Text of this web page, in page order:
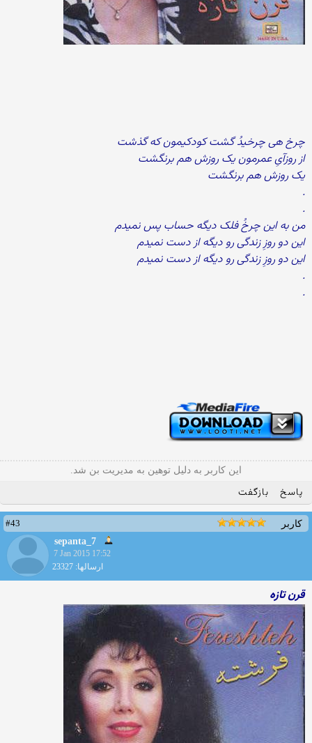
چرخ هی چرخیدُ گشت کودکیمون که گذشت
از روزآیِ عمرمون یک روزش هم برنگشت
یک روزش هم برنگشت
.
.
من به این چرخُ فلک دیگه حساب پس نمیدم
این دو روزِ زندگی رو دیگه از دست نمیدم
این دو روزِ زندگی رو دیگه از دست نمیدم
.
.
این کاربر به دلیل توهین به مدیریت بن شد.
پاسخ بازگفت
کاربر
#43
sepanta_7
7 Jan 2015 17:52
ارسالها: 23327
قرن تازه